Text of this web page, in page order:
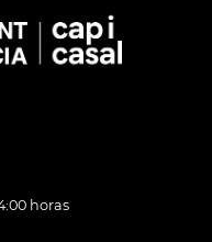
horas